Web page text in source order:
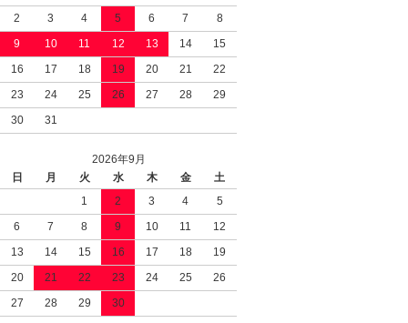
2
3 4 5 6 7
8
9
10 11 12 13 14
15
16
17 18 19 20 21
22
23
24 25 26 27 28
29
30
31
2026年9月
日
月 火 水 木 金
土
1
2 3 4
5
6
7 8 9 10 11
12
13
14 15 16 17 18
19
20
21 22 23 24 25
26
27
28 29 30